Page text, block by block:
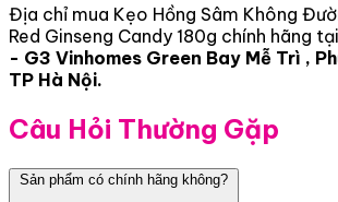
Địa chỉ mua Kẹo Hồng Sâm Không
Red Ginseng Candy 180g chính hãng
- G3 Vinhomes Green Bay Mễ Trì ,
TP Hà Nội.
Câu Hỏi Thường Gặp
Sản phẩm có chính hãng không?